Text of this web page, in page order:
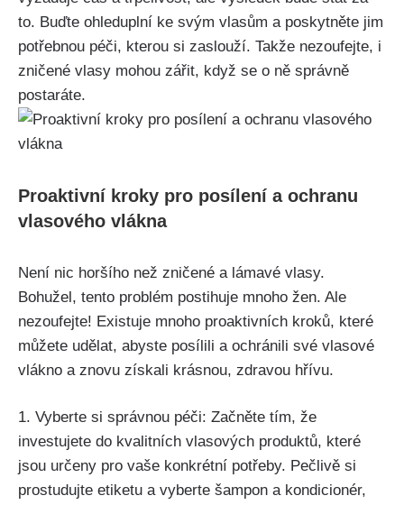
‌to.‌ Buďte ohleduplní ke svým vlasům a poskytněte jim
potřebnou ⁢péči, kterou si zaslouží. Takže ​nezoufejte, i
zničené vlasy​ mohou ‍zářit, když⁢ se o ně⁤ správně
postaráte.
Proaktivní kroky ‍pro posílení a ochranu
vlasového⁣ vlákna
Není⁤ nic horšího⁣ než zničené a lámavé vlasy.
Bohužel, ‌tento problém postihuje mnoho žen.⁤ Ale
nezoufejte! Existuje mnoho proaktivních ‌kroků, ‌které
můžete udělat, abyste ⁣posílili a⁣ ochránili ⁤své vlasové
vlákno a znovu získali krásnou, zdravou‍ hřívu.
1.‌ Vyberte‍ si správnou péči: Začněte tím, že
investujete⁤ do kvalitních vlasových produktů, které
jsou určeny ‌pro vaše konkrétní potřeby.⁤ Pečlivě si
prostudujte etiketu a vyberte šampon ⁢a kondicionér,